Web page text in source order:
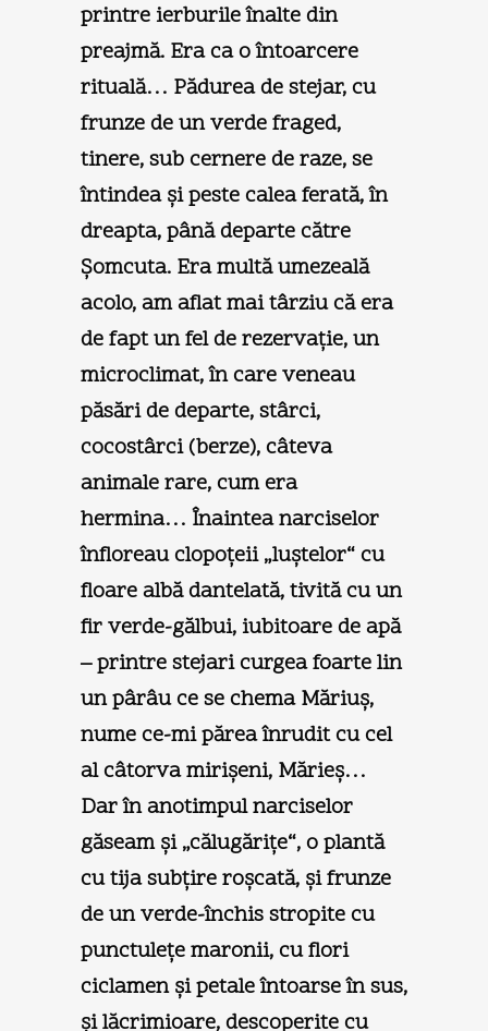
printre ierburile înalte din
preajmă. Era ca o întoarcere
rituală… Pădurea de stejar, cu
frunze de un verde fraged,
tinere, sub cernere de raze, se
întindea şi peste calea ferată, în
dreapta, până departe către
Şomcuta. Era multă umezeală
acolo, am aflat mai târziu că era
de fapt un fel de rezervaţie, un
microclimat, în care veneau
păsări de departe, stârci,
cocostârci (berze), câteva
animale rare, cum era
hermina… Înaintea narciselor
înfloreau clopoţeii „luştelor“ cu
floare albă dantelată, tivită cu un
fir verde-gălbui, iubitoare de apă
– printre stejari curgea foarte lin
un pârâu ce se chema Măriuş,
nume ce-mi părea înrudit cu cel
al câtorva mirişeni, Mărieş…
Dar în anotimpul narciselor
găseam şi „călugăriţe“, o plantă
cu tija subţire roşcată, şi frunze
de un verde-închis stropite cu
punctuleţe maronii, cu flori
ciclamen şi petale întoarse în sus,
şi lăcrimioare, descoperite cu